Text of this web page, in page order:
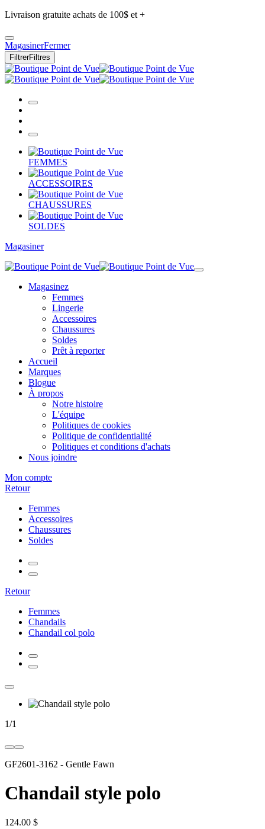
Livraison gratuite achats de 100$ et +
MagasinerFermer
FiltrerFiltres
FEMMES
ACCESSOIRES
CHAUSSURES
SOLDES
Magasiner
Magasinez
Femmes
Lingerie
Accessoires
Chaussures
Soldes
Prêt à reporter
Accueil
Marques
Blogue
À propos
Notre histoire
L'équipe
Politiques de cookies
Politique de confidentialité
Politiques et conditions d'achats
Nous joindre
Mon compte
Retour
Femmes
Accessoires
Chaussures
Soldes
Retour
Femmes
Chandails
Chandail col polo
1/1
GF2601-3162 - Gentle Fawn
Chandail style polo
124.00 $